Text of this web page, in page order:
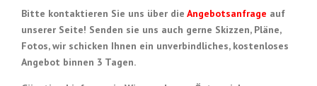
Bitte kontaktieren Sie uns über die Angebotsanfrage auf
unserer Seite! Senden sie uns auch gerne Skizzen, Pläne,
Fotos, wir schicken Ihnen ein unverbindliches, kostenloses
Angebot binnen 3 Tagen.